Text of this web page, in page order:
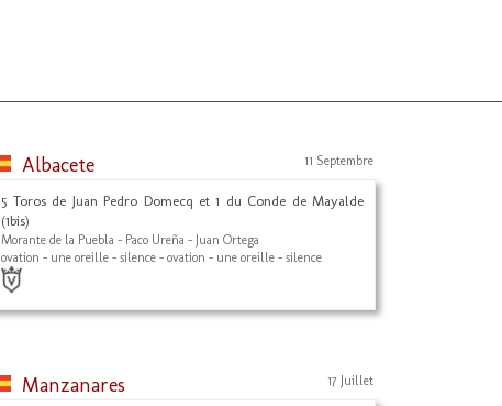
Albacete 11 Septembre
5 Toros de Juan Pedro Domecq et 1 du Conde de Mayalde
(1bis)
Morante de la Puebla - Paco Ureña - Juan Ortega
ovation - une oreille - silence - ovation - une oreille - silence
Manzanares 17 Juillet